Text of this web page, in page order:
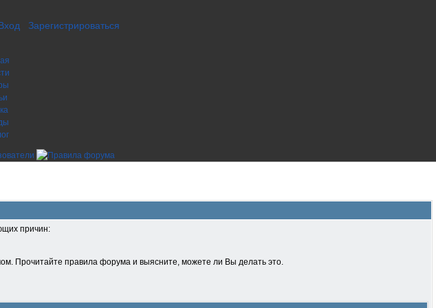
Зарегистрироваться
причин:
Прочитайте правила форума и выясните, можете ли Вы делать это.